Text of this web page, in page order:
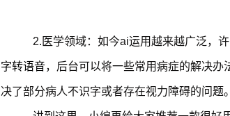
2.医学领域：如今ai运用越来越广泛，
字转语音，后台可以将一些常用病症的解决
决了部分病人不识字或者存在视力障碍的问题。